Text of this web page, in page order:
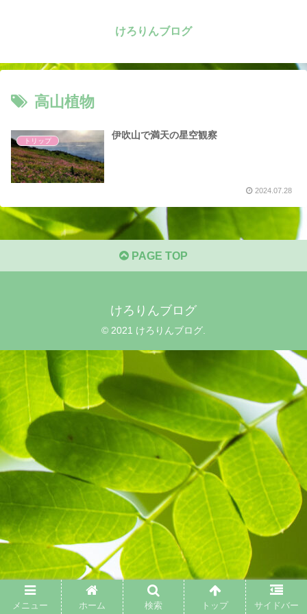
けろりんブログ
高山植物
トリップ
伊吹山で満天の星空観察
2024.07.28
PAGE TOP
けろりんブログ
© 2021 けろりんブログ.
メニュー ホーム 検索 トップ サイドバー